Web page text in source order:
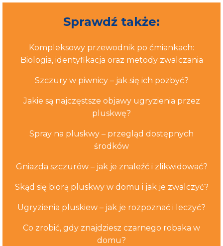
Sprawdź także:
Kompleksowy przewodnik po ćmiankach:
Biologia, identyfikacja oraz metody zwalczania
Szczury w piwnicy – jak się ich pozbyć?
Jakie są najczęstsze objawy ugryzienia przez
pluskwę?
Spray na pluskwy – przegląd dostępnych
środków
Gniazda szczurów – jak je znaleźć i zlikwidować?
Skąd się biorą pluskwy w domu i jak je zwalczyć?
Ugryzienia pluskiew – jak je rozpoznać i leczyć?
Co zrobić, gdy znajdziesz czarnego robaka w
domu?